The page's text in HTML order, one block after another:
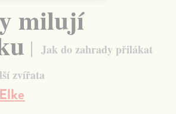
milují
Jak do zahrady přilákat
zvířata